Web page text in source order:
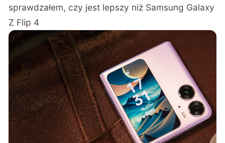
sprawdzałem, czy jest lepszy niż Samsung Galaxy
Z Flip 4